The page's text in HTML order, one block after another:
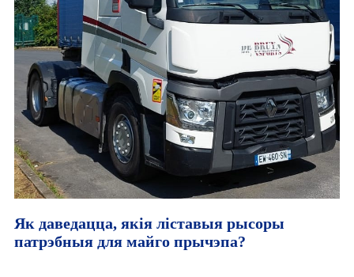
Як даведацца, якія ліставыя рысоры
патрэбныя для майго прычэпа?